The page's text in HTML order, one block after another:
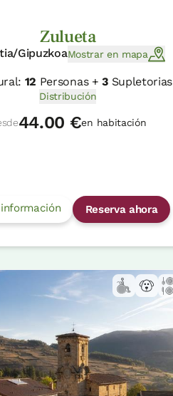
Zulueta
GipuzkoaMostrar en mapa
12 Personas +3Supletorias
Distribución
44.00 €en habitación
Reserva ahora